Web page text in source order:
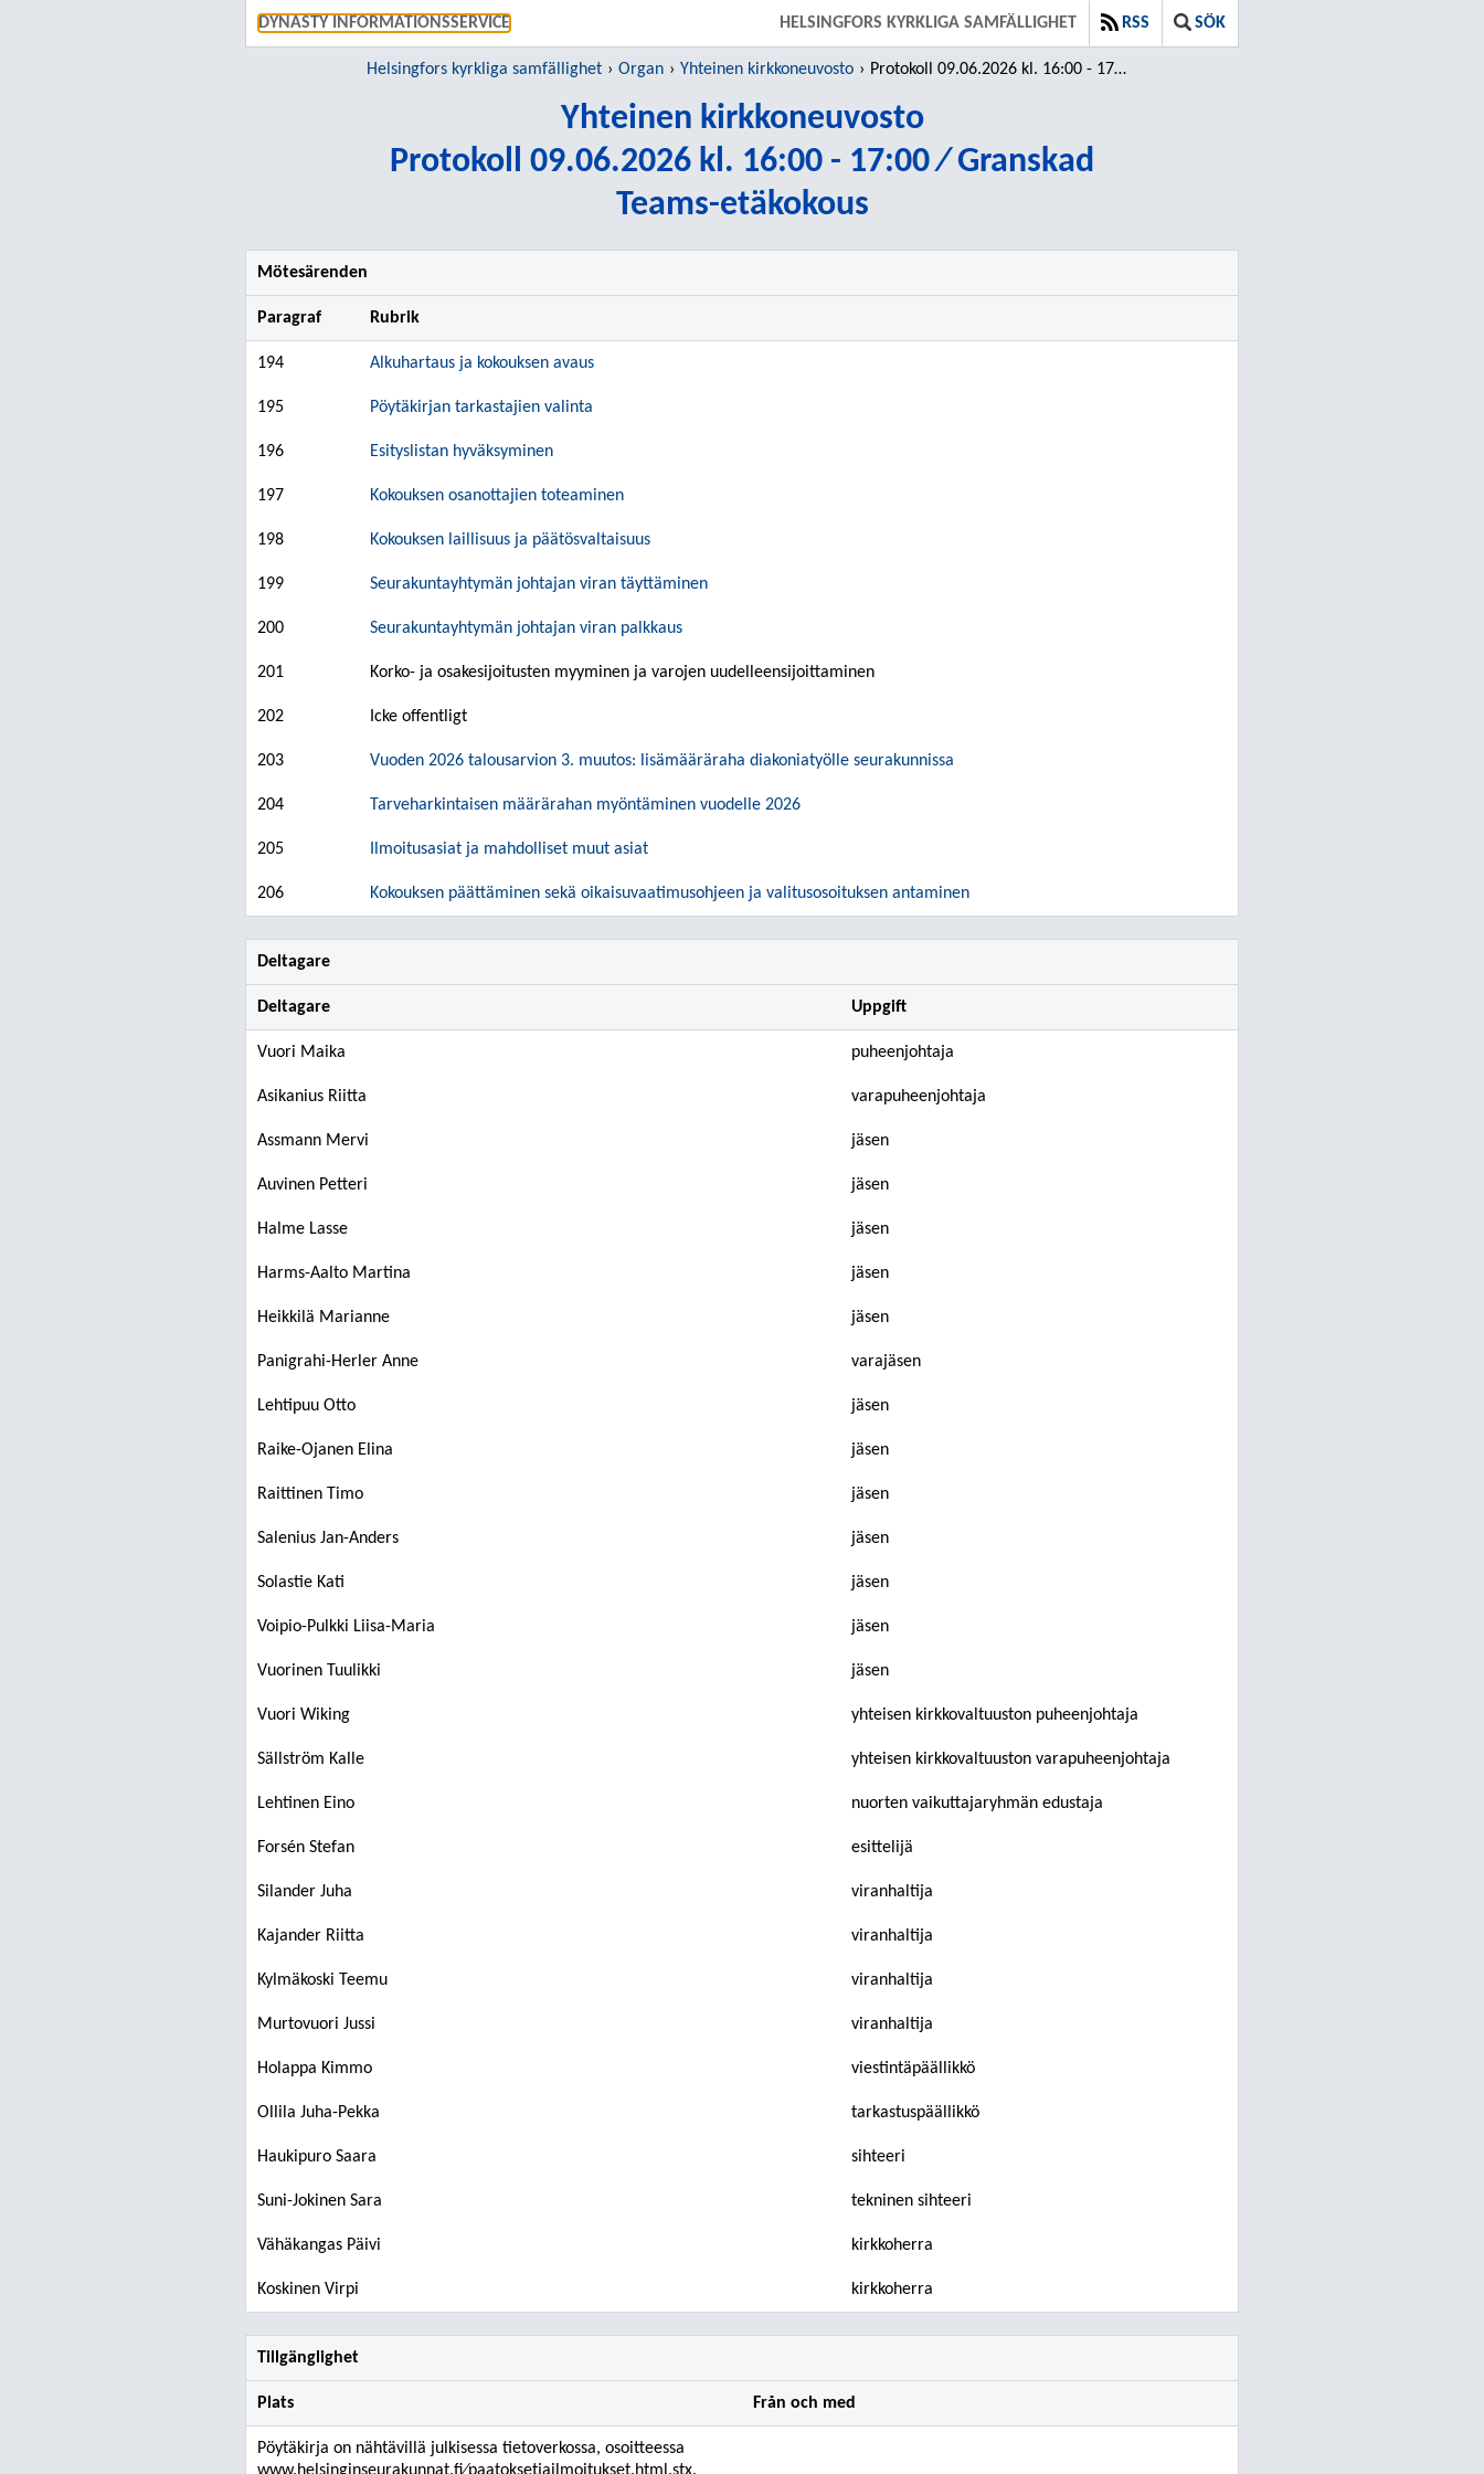
DYNASTY INFORMATIONSSERVICE GÅ DIREKT TILL HUVUDINNEHÅLLETHELSINGFORS KYRKLIGA SAMFÄLLIGHET RSS SÖK
Helsingfors kyrkliga samfällighet Organ Yhteinen kirkkoneuvosto Protokoll 09.06.2026 kl. 16:00 - 17:00 ⁄ Granskad
Yhteinen kirkkoneuvosto
Protokoll 09.06.2026 kl. 16:00 - 17:00 ⁄ Granskad
Teams-etäkokous
Mötesärenden
Paragraf Rubrik
194 Alkuhartaus ja kokouksen avaus
195 Pöytäkirjan tarkastajien valinta
196 Esityslistan hyväksyminen
197 Kokouksen osanottajien toteaminen
198 Kokouksen laillisuus ja päätösvaltaisuus
199 Seurakuntayhtymän johtajan viran täyttäminen
200 Seurakuntayhtymän johtajan viran palkkaus
201 Korko- ja osakesijoitusten myyminen ja varojen uudelleensijoittaminen
202 Icke offentligt
203 Vuoden 2026 talousarvion 3. muutos: lisämääräraha diakoniatyölle seurakunnissa
204 Tarveharkintaisen määrärahan myöntäminen vuodelle 2026
205 Ilmoitusasiat ja mahdolliset muut asiat
206 Kokouksen päättäminen sekä oikaisuvaatimusohjeen ja valitusosoituksen antaminen
Deltagare
Deltagare Uppgift
Vuori Maika puheenjohtaja
Asikanius Riitta varapuheenjohtaja
Assmann Mervi jäsen
Auvinen Petteri jäsen
Halme Lasse jäsen
Harms-Aalto Martina jäsen
Heikkilä Marianne jäsen
Panigrahi-Herler Anne varajäsen
Lehtipuu Otto jäsen
Raike-Ojanen Elina jäsen
Raittinen Timo jäsen
Salenius Jan-Anders jäsen
Solastie Kati jäsen
Voipio-Pulkki Liisa-Maria jäsen
Vuorinen Tuulikki jäsen
Vuori Wiking yhteisen kirkkovaltuuston puheenjohtaja
Sällström Kalle yhteisen kirkkovaltuuston varapuheenjohtaja
Lehtinen Eino nuorten vaikuttajaryhmän edustaja
Forsén Stefan esittelijä
Silander Juha viranhaltija
Kajander Riitta viranhaltija
Kylmäkoski Teemu viranhaltija
Murtovuori Jussi viranhaltija
Holappa Kimmo viestintäpäällikkö
Ollila Juha-Pekka tarkastuspäällikkö
Haukipuro Saara sihteeri
Suni-Jokinen Sara tekninen sihteeri
Vähäkangas Päivi kirkkoherra
Koskinen Virpi kirkkoherra
Tillgänglighet
Plats Från och med
Pöytäkirja on nähtävillä julkisessa tietoverkossa, osoitteessa